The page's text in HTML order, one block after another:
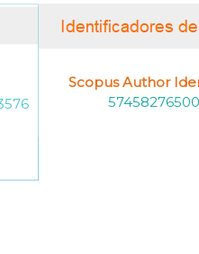
Scopus Author
57458276500